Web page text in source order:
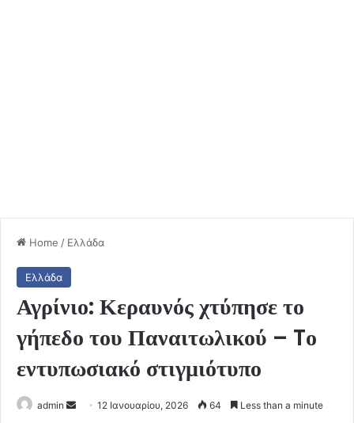
Home / Ελλάδα
Ελλάδα
Αγρίνιο: Κεραυνός χτύπησε το
γήπεδο του Παναιτωλικού – Tο
εντυπωσιακό στιγμιότυπο
admin
Send12 Ιανουαρίου, 2026 64 Less than a minute